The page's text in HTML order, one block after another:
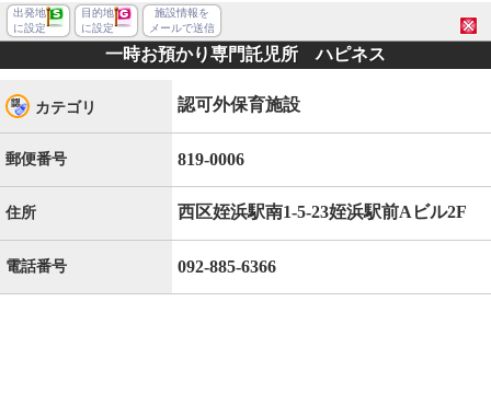
出発地
に設定
目的地
に設定
施設情報を
メールで送信
一時お預かり専門託児所 ハピネス
カテゴリ 認可外保育施設
郵便番号 819-0006
住所 西区姪浜駅南1-5-23姪浜駅前Aビル2F
電話番号 092-885-6366